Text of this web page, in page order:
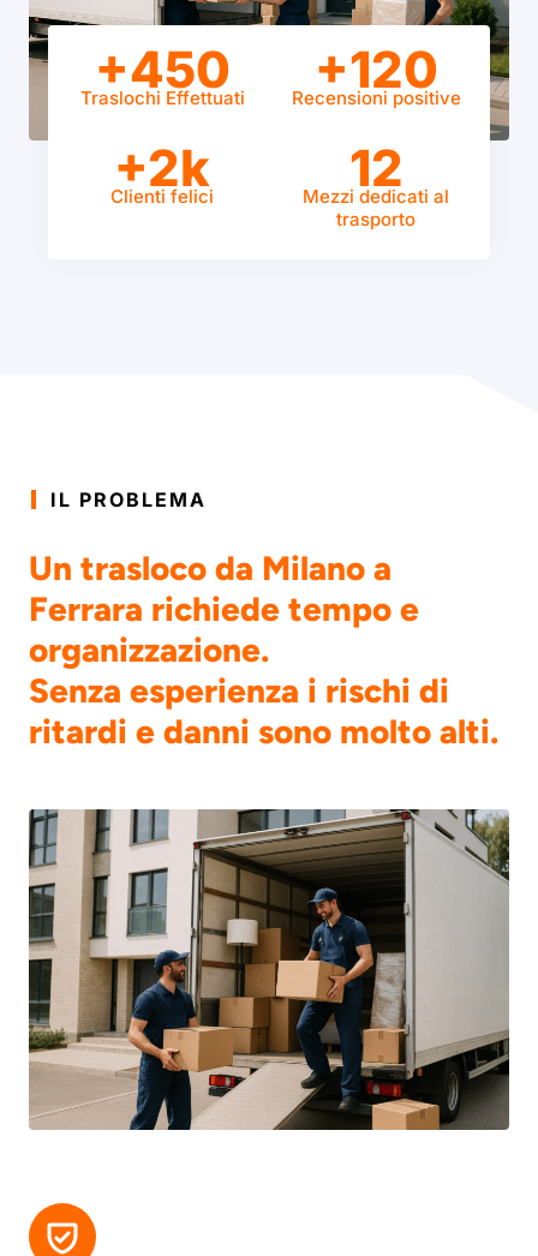
+450
Traslochi Effettuati +120
Recensioni positive
+2k
Clienti felici 12
Mezzi dedicati al
trasporto
IL PROBLEMA
Un trasloco da Milano a
Ferrara richiede tempo e
organizzazione.
Senza esperienza i rischi di
ritardi e danni sono molto alti.